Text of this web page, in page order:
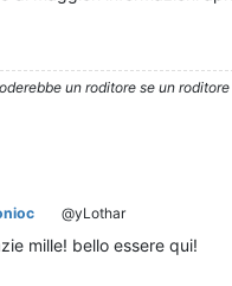
un roditore se un
@yLothar
mille! bello essere qui!